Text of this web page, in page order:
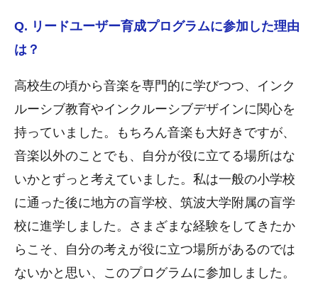
Q. リードユーザー育成プログラムに参加した理由
は？
高校生の頃から音楽を専門的に学びつつ、インク
ルーシブ教育やインクルーシブデザインに関心を
持っていました。もちろん音楽も大好きですが、
音楽以外のことでも、自分が役に立てる場所はな
いかとずっと考えていました。私は一般の小学校
に通った後に地方の盲学校、筑波大学附属の盲学
校に進学しました。さまざまな経験をしてきたか
らこそ、自分の考えが役に立つ場所があるのでは
ないかと思い、このプログラムに参加しました。